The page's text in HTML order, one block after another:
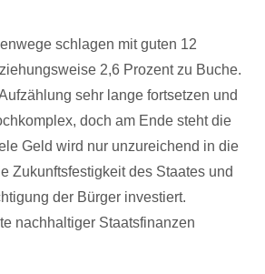
schlagen mit guten 12
2,6 Prozent zu Buche.
sehr lange fortsetzen und
doch am Ende steht die
Geld wird nur unzureichend in die
Zukunftsfestigkeit des Staates und
der Bürger investiert.
nachhaltiger Staatsfinanzen